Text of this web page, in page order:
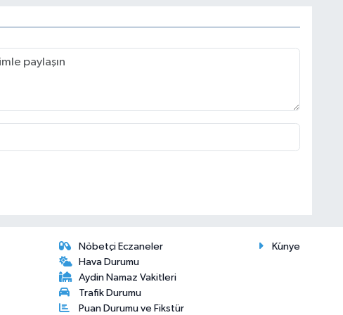
Nöbetçi Eczaneler
Hava Durumu
Aydin Namaz Vakitleri
Trafik Durumu
Puan Durumu ve Fikstür
Künye